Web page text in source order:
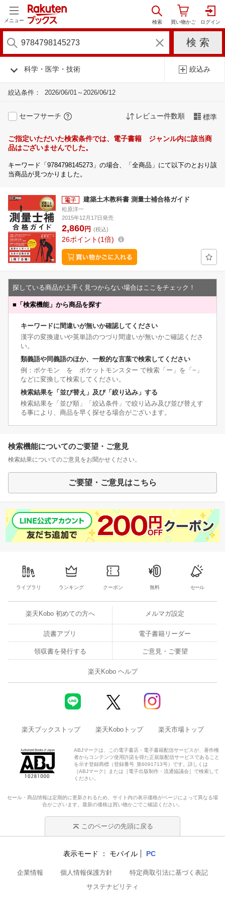
メニュー
科学・医学・技術 絞込み
絞込条件： 2026/06/01～2026/06/12
セーフサーチ レビュー件数順 標準
ご指定いただいた検索条件では、電子書籍 ジャンル内に該当商
品はございませんでした。
キーワード「9784798145273」の場合、「全商品」にて以下のとおり該
当商品が見つかりました。
建築土木教科書 測量士補合格ガイド
松原洋一
2015年12月17日発売
2,860円 (税込)
26ポイント 1倍
探している商品が上手く見つからない場合はここをチェック！
■ 「検索機能」から商品を探す
キーワードに間違いが無いか確認してください
漢字の変換違いや英単語のつづり間違いが無いかご確認くださ
い。
類義語や同義語のほか、一般的な言葉で検索してください
例：ポケモン を ポケットモンスター で検索「ー」を「−」
などに変換して検索してください。
検索結果を「並び替え」及び「絞り込み」する
検索結果を「並び順」「絞込条件」で絞り込み及び並び替えす
る事により、商品を早く探せる場合がございます。
検索機能についてのご要望・ご意見
検索結果についてのご意見をお聞かせください。
ご要望・ご意見はこちら
ライブラリ ランキング クーポン 無料 セール
楽天Kobo 初めての方へ メルマガ設定
読書アプリ 電子書籍リーダー
領収書を発行する ご意見・ご要望
楽天Kobo ヘルプ
楽天ブックストップ 楽天Koboトップ 楽天市場トップ
ABJマークは、この電子書店・電子書籍配信サービスが、著作権
者からコンテンツ使用許諾を得た正規版配信サービスであること
を示す登録商標（登録番号 第6091713号）です。詳しくは
［ABJマーク］または［電子出版制作・流通協議会］で検索して
ください。
セール・商品情報は定期的に更新されるため、サイト内の表示価格がページによって異なる場
合がございます。最新の価格は買い物かごでご確認ください。
このページの先頭に戻る
表示モード モバイル PC
企業情報 個人情報保護方針
特定商取引法に基づく表記
サステナビリティ